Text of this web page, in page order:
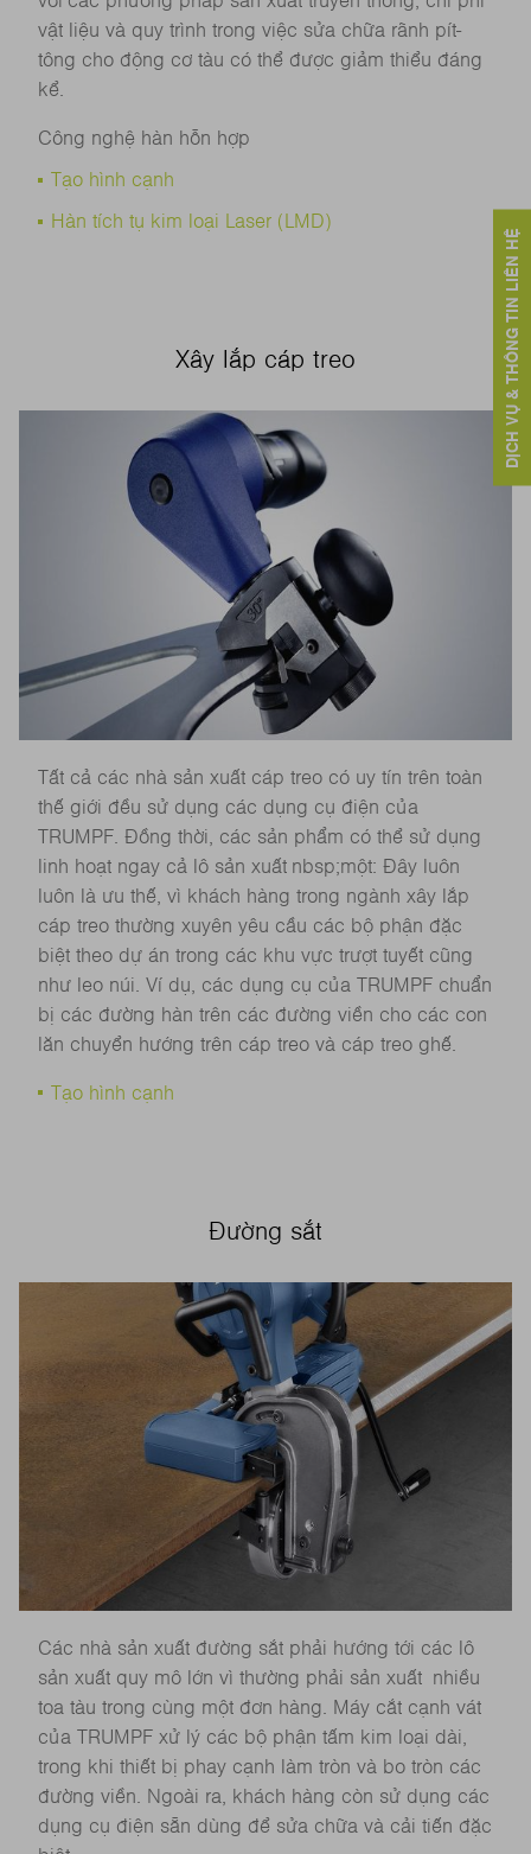
vật liệu và quy trình trong việc sửa chữa rãnh pít-
tông cho động cơ tàu có thể được giảm thiểu đáng
kể.
Công nghệ hàn hỗn hợp
Tạo hình cạnh
Hàn tích tụ kim loại Laser (LMD)
Xây lắp cáp treo
Tất cả các nhà sản xuất cáp treo có uy tín trên toàn
thế giới đều sử dụng các dụng cụ điện của
TRUMPF. Đồng thời, các sản phẩm có thể sử dụng
linh hoạt ngay cả lô sản xuất nbsp;một: Đây luôn
luôn là ưu thế, vì khách hàng trong ngành xây lắp
cáp treo thường xuyên yêu cầu các bộ phận đặc
biệt theo dự án trong các khu vực trượt tuyết cũng
như leo núi. Ví dụ, các dụng cụ của TRUMPF chuẩn
bị các đường hàn trên các đường viền cho các con
lăn chuyển hướng trên cáp treo và cáp treo ghế.
Tạo hình cạnh
Đường sắt
Các nhà sản xuất đường sắt phải hướng tới các lô
sản xuất quy mô lớn vì thường phải sản xuất nhiều
toa tàu trong cùng một đơn hàng. Máy cắt cạnh vát
của TRUMPF xử lý các bộ phận tấm kim loại dài,
trong khi thiết bị phay cạnh làm tròn và bo tròn các
đường viền. Ngoài ra, khách hàng còn sử dụng các
dụng cụ điện sẵn dùng để sửa chữa và cải tiến đặc
DỊCH VỤ & THÔNG TIN LIÊN HỆ